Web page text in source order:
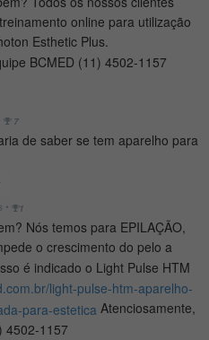
online para utilização
Esthetic Plus.
BCMED (11) 4502-1157
7
de saber se tem aparelho para
• 1
Nós temos para EPILAÇÃO,
o crescimento do pelo a
é indicado o Light Pulse HTM
light-pulse-htm-aparelho-
para-estetica Atenciosamente,
4502-1157